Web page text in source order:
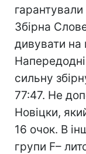
гарантували
Збірна
дивувати на
сильну
77:47. Не
Новіцки,
16 очок. В
групи F–